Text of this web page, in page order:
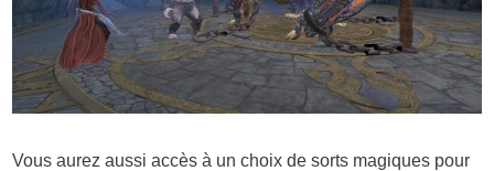
Vous aurez aussi accès à un choix de sorts magiques pour